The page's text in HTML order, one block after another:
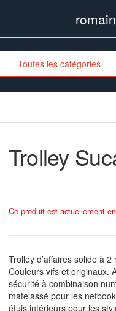
Trolley
Ce produit est actuellement
Trolley d’affaires solide à
Couleurs vifs et originaux.
sécurité à combinaison
matelassé pour les
étuis intérieurs pour les